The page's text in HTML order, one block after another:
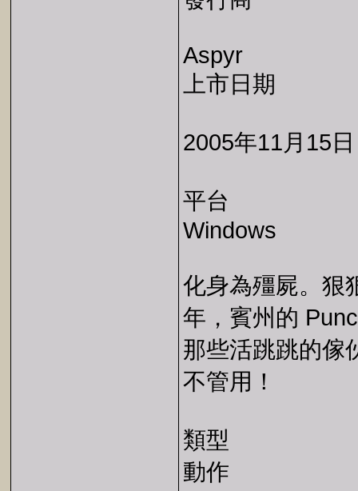
Aspyr
上市日期
2005年11月15日
平台
Windows
化身為殭屍。狠
年，賓州的
那些活跳跳的傢
不管用！
類型
動作